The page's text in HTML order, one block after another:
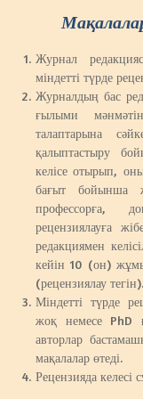
Журнал
міндетті түрде
Журналдың бас
ғылыми
талаптарына
қалыптастыру
келісе отырып,
бағыт бойынша
профессорға,
рецензиялауға
редакциямен
кейін 10 (он)
(рецензиялау тегін).
Міндетті түрде
жоқ немесе PhD
авторлар
мақалалар өтеді.
Рецензияда келесі